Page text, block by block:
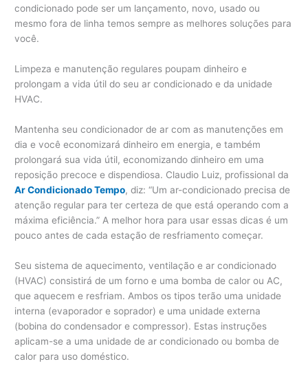
condicionado pode ser um lançamento, novo, usado ou
mesmo fora de linha temos sempre as melhores soluções para
você.
Limpeza e manutenção regulares poupam dinheiro e
prolongam a vida útil do seu ar condicionado e da unidade
HVAC.
Mantenha seu condicionador de ar com as manutenções em
dia e você economizará dinheiro em energia, e também
prolongará sua vida útil, economizando dinheiro em uma
reposição precoce e dispendiosa. Claudio Luiz, profissional da
Ar Condicionado Tempo, diz: “Um ar-condicionado precisa de
atenção regular para ter certeza de que está operando com a
máxima eficiência.” A melhor hora para usar essas dicas é um
pouco antes de cada estação de resfriamento começar.
Seu sistema de aquecimento, ventilação e ar condicionado
(HVAC) consistirá de um forno e uma bomba de calor ou AC,
que aquecem e resfriam. Ambos os tipos terão uma unidade
interna (evaporador e soprador) e uma unidade externa
(bobina do condensador e compressor). Estas instruções
aplicam-se a uma unidade de ar condicionado ou bomba de
calor para uso doméstico.